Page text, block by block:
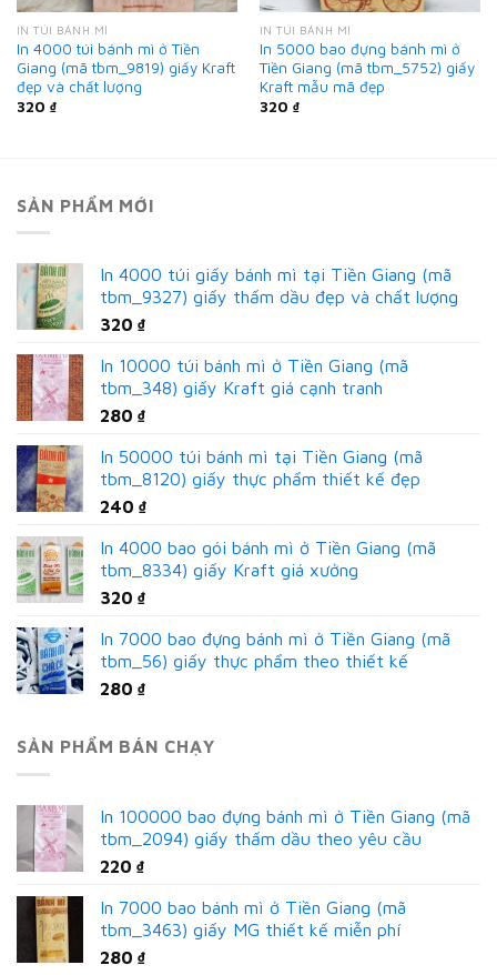
IN TÚI BÁNH MÌ
In 4000 túi bánh mì ở Tiền
Giang (mã tbm_9819) giấy Kraft
đẹp và chất lượng
320 ₫
IN TÚI BÁNH MÌ
In 5000 bao đựng bánh mì ở
Tiền Giang (mã tbm_5752) giấy
Kraft mẫu mã đẹp
320 ₫
SẢN PHẨM MỚI
In 4000 túi giấy bánh mì tại Tiền Giang (mã
tbm_9327) giấy thấm dầu đẹp và chất lượng
320 ₫
In 10000 túi bánh mì ở Tiền Giang (mã
tbm_348) giấy Kraft giá cạnh tranh
280 ₫
In 50000 túi bánh mì tại Tiền Giang (mã
tbm_8120) giấy thực phẩm thiết kế đẹp
240 ₫
In 4000 bao gói bánh mì ở Tiền Giang (mã
tbm_8334) giấy Kraft giá xưởng
320 ₫
In 7000 bao đựng bánh mì ở Tiền Giang (mã
tbm_56) giấy thực phẩm theo thiết kế
280 ₫
SẢN PHẨM BÁN CHẠY
In 100000 bao đựng bánh mì ở Tiền Giang (mã
tbm_2094) giấy thấm dầu theo yêu cầu
220 ₫
In 7000 bao bánh mì ở Tiền Giang (mã
tbm_3463) giấy MG thiết kế miễn phí
280 ₫